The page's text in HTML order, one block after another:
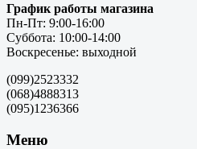
График работы магазина
Пн-Пт: 9:00-16:00
Суббота: 10:00-14:00
Воскресенье: выходной
(099)2523332
(068)4888313
(095)1236366
Меню